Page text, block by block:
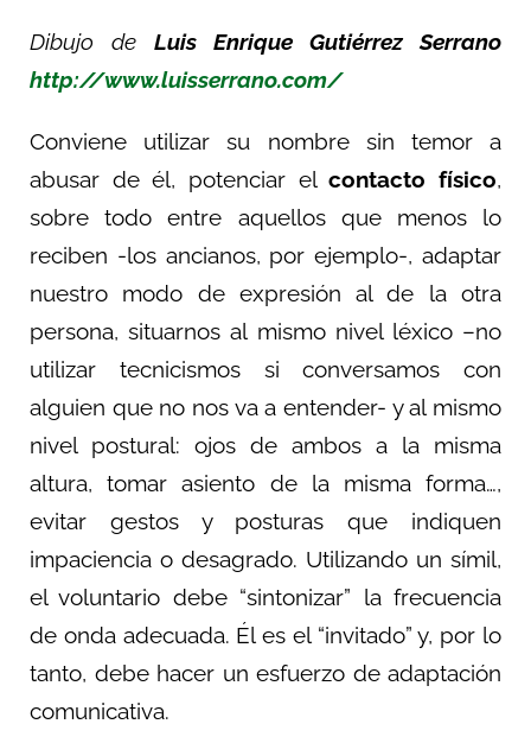
Dibujo de Luis Enrique Gutiérrez Serrano
http://www.luisserrano.com/
Conviene utilizar su nombre sin temor a
abusar de él, potenciar elcontacto físico,
sobre todo entre aquellos que menos lo
reciben -los ancianos, por ejemplo-, adaptar
nuestro modo de expresión al de la otra
persona, situarnos al mismo nivel léxico –no
utilizar tecnicismos si conversamos con
alguien que no nos va a entender- y al mismo
nivel postural: ojos de ambos a la misma
altura, tomar asiento de la misma forma…,
evitar gestos y posturas que indiquen
impaciencia o desagrado. Utilizando un símil,
el voluntario debe “sintonizar” la frecuencia
de onda adecuada. Él es el “invitado” y, por lo
tanto, debe hacer un esfuerzo de adaptación
comunicativa.